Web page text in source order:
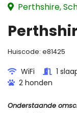
Perthshire,
Huiscode: e81425
WiFi 1
2 honden
Onderstaande